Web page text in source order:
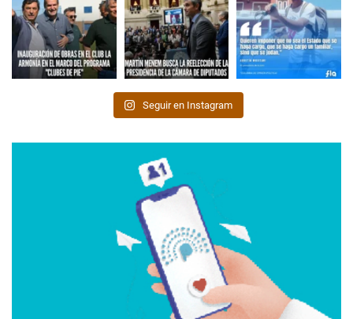
Seguir en Instagram